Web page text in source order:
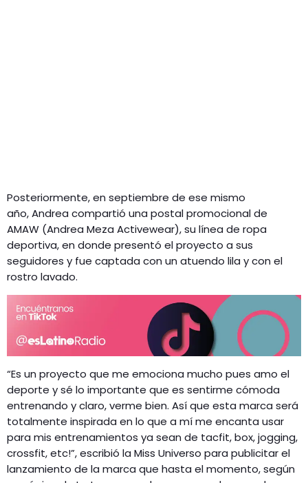
Posteriormente, en septiembre de ese mismo
año, Andrea compartió una postal promocional de
AMAW (Andrea Meza Activewear), su línea de ropa
deportiva, en donde presentó el proyecto a sus
seguidores y fue captada con un atuendo lila y con el
rostro lavado.
“Es un proyecto que me emociona mucho pues amo el
deporte y sé lo importante que es sentirme cómoda
entrenando y claro, verme bien. Así que esta marca será
totalmente inspirada en lo que a mí me encanta usar
para mis entrenamientos ya sean de tacfit, box, jogging,
crossfit, etc!”, escribió la Miss Universo para publicitar el
lanzamiento de la marca que hasta el momento, según